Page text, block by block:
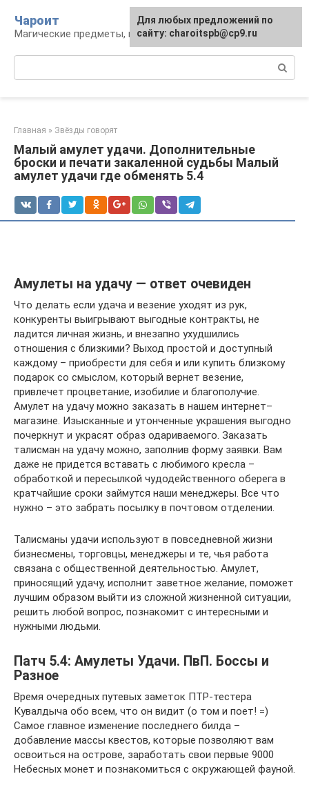
контенту
Чароит
Магические предметы, гадания, обряды
Главная » Звёзды говорят
Малый амулет удачи. Дополнительные
броски и печати закаленной судьбы Малый
амулет удачи где обменять 5.4
Амулеты на удачу — ответ очевиден
Что делать если удача и везение уходят из рук,
конкуренты выигрывают выгодные контракты, не
ладится личная жизнь, и внезапно ухудшились
отношения с близкими? Выход простой и доступный
каждому – приобрести для себя и или купить близкому
подарок со смыслом, который вернет везение,
привлечет процветание, изобилие и благополучие.
Амулет на удачу можно заказать в нашем интернет–
магазине. Изысканные и утонченные украшения выгодно
почеркнут и украсят образ одариваемого. Заказать
талисман на удачу можно, заполнив форму заявки. Вам
даже не придется вставать с любимого кресла –
обработкой и пересылкой чудодейственного оберега в
кратчайшие сроки займутся наши менеджеры. Все что
нужно – это забрать посылку в почтовом отделении.
Талисманы удачи используют в повседневной жизни
бизнесмены, торговцы, менеджеры и те, чья работа
связана с общественной деятельностью. Амулет,
приносящий удачу, исполнит заветное желание, поможет
лучшим образом выйти из сложной жизненной ситуации,
решить любой вопрос, познакомит с интересными и
нужными людьми.
Патч 5.4: Амулеты Удачи. ПвП. Боссы и
Разное
Время очередных путевых заметок ПТР-тестера
Кувалдыча обо всем, что он видит (о том и поет! =)
Самое главное изменение последнего билда –
добавление массы квестов, которые позволяют вам
освоиться на острове, заработать свои первые 9000
Небесных монет и познакомиться с окружающей фауной.
Для любых предложений по
сайту: charoitspb@cp9.ru